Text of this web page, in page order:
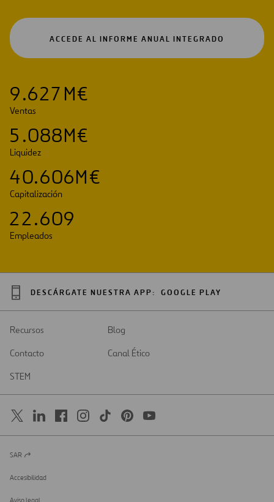
ACCEDE AL INFORME ANUAL INTEGRADO
9.627 M€
Ventas
5 .088M€
Liquidez
40.606M€
Capitalización
22.609
Empleados
DESCÁRGATE NUESTRA APP: GOOGLE PLAY
Recursos
Blog
Contacto
Canal Ético
STEM
Abrir
una
nueva
SAR
Accesibilidad
Aviso legal